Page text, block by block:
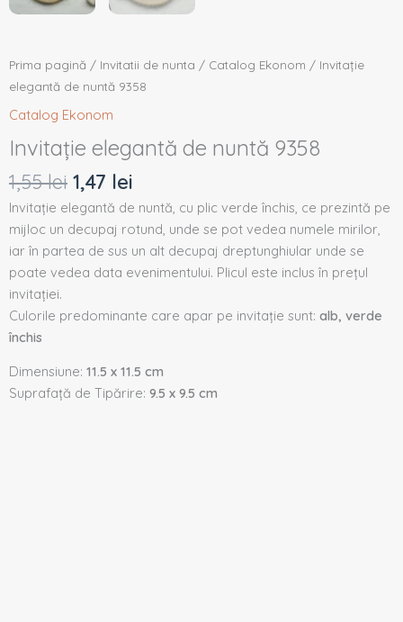
Prima pagină / Invitatii de nunta / Catalog Ekonom / Invitație
elegantă de nuntă 9358
Catalog Ekonom
Invitație elegantă de nuntă 9358
1,55lei 1,47 lei
Invitație elegantă de nuntă, cu plic verde închis, ce prezintă pe
mijloc un decupaj rotund, unde se pot vedea numele mirilor,
iar în partea de sus un alt decupaj dreptunghiular unde se
poate vedea data evenimentului. Plicul este inclus în prețul
invitației.
Culorile predominante care apar pe invitație sunt: alb, verde
închis
Dimensiune: 11.5 x 11.5 cm
Suprafață de Tipărire: 9.5 x 9.5 cm